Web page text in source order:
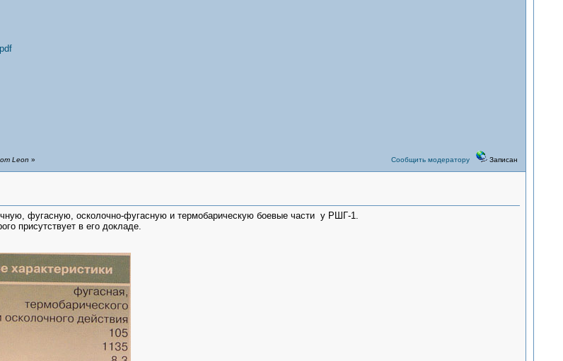
Leon » Сообщить модератору Записан
фугасную, осколочно-фугасную и термобарическую боевые части у РШГ-1.
присутствует в его докладе.